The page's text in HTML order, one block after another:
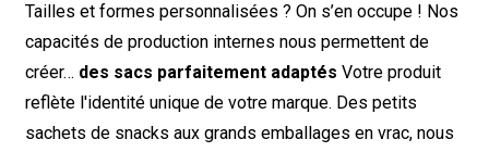
Tailles et formes personnalisées ? On s’en occupe ! Nos
capacités de production internes nous permettent de
créer… des sacs parfaitement adaptés Votre produit
reflète l'identité unique de votre marque. Des petits
sachets de snacks aux grands emballages en vrac, nous